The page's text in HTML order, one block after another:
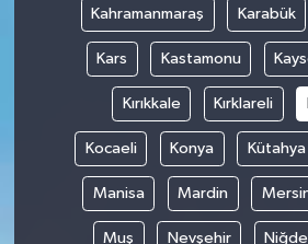
Kahramanmaraş Karabük
Kars Kastamonu
Kırıkkale Kırklareli
Kocaeli Konya Kütahya
Manisa Mardin
Muş Nevşehir Niğde